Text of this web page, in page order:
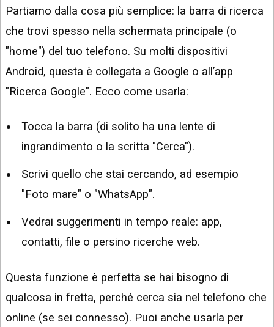
Partiamo dalla cosa più semplice: la barra di ricerca
che trovi spesso nella schermata principale (o
"home") del tuo telefono. Su molti dispositivi
Android, questa è collegata a Google o all’app
"Ricerca Google". Ecco come usarla:
Tocca la barra (di solito ha una lente di
ingrandimento o la scritta "Cerca").
Scrivi quello che stai cercando, ad esempio
"Foto mare" o "WhatsApp".
Vedrai suggerimenti in tempo reale: app,
contatti, file o persino ricerche web.
Questa funzione è perfetta se hai bisogno di
qualcosa in fretta, perché cerca sia nel telefono che
online (se sei connesso). Puoi anche usarla per